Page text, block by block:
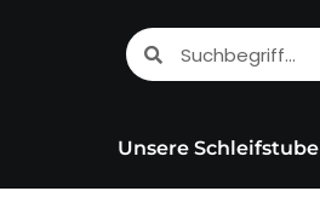
SucheSuche
Unsere Schleifstube